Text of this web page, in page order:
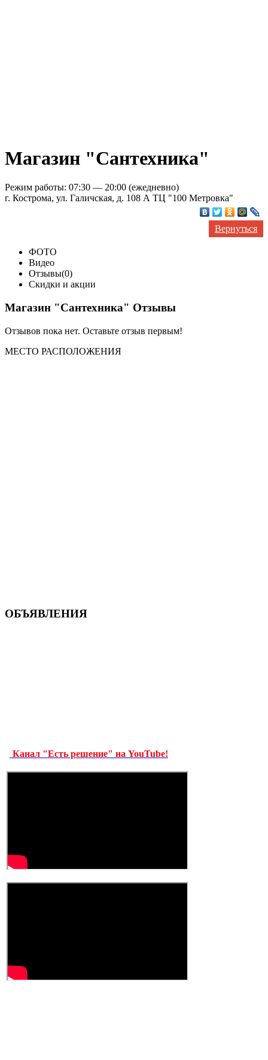
Магазин "Сантехника"
Режим работы: 07:30 — 20:00 (ежедневно)
г. Кострома, ул. Галичская, д. 108 А ТЦ "100 Метровка"
Вернуться
ФОТО
Видео
Отзывы(0)
Скидки и акции
Магазин "Сантехника" Отзывы
Отзывов пока нет. Оставьте отзыв первым!
МЕСТО РАСПОЛОЖЕНИЯ
ОБЪЯВЛЕНИЯ
Канал "Есть решение" на YouTube!